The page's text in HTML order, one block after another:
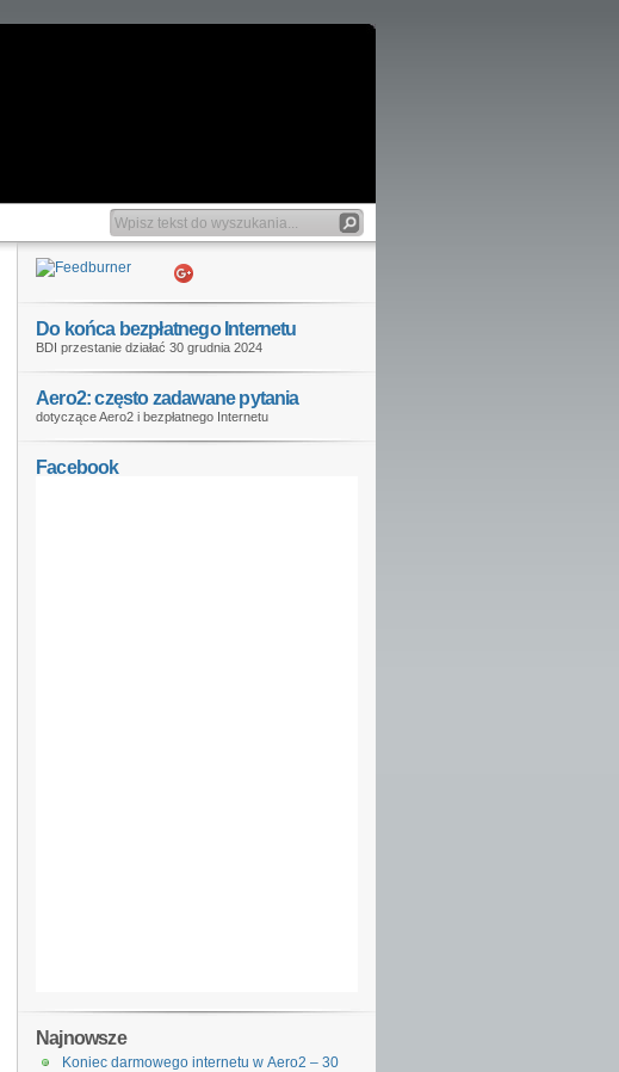
Do końca bezpłatnego Internetu
BDI przestanie działać 30 grudnia 2024
Aero2: często zadawane pytania
dotyczące Aero2 i bezpłatnego Internetu
Facebook
Najnowsze
Koniec darmowego internetu w Aero2 – 30